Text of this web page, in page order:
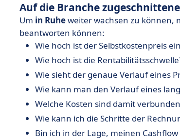
• Odoo: Das umfassende und
• OpenConcerto: Kostenlose
• Pythagore: für Anbieter
• Stafiz: die umfassende Steuerungs-
• VSActivity: Das leistungsstarke,
• Geschäftsverwaltungssoftware als
Auf die Branche
Um in Ruheweiter wachsen zu können,
beantworten können:
Wie hoch ist der Selbstkostenpreis
Wie hoch ist die
Wie sieht der genaue Verlauf eines
Wie kann man den Verlauf eines
Welche Kosten sind damit
Wie kann ich die Schritte der
Bin ich in der Lage, meinen